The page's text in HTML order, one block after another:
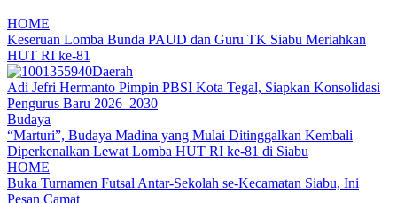
HOME
Keseruan Lomba Bunda PAUD dan Guru TK Siabu Meriahkan
HUT RI ke-81
Daerah
Adi Jefri Hermanto Pimpin PBSI Kota Tegal, Siapkan Konsolidasi
Pengurus Baru 2026–2030
Budaya
“Marturi”, Budaya Madina yang Mulai Ditinggalkan Kembali
Diperkenalkan Lewat Lomba HUT RI ke-81 di Siabu
HOME
Buka Turnamen Futsal Antar-Sekolah se-Kecamatan Siabu, Ini
Pesan Camat